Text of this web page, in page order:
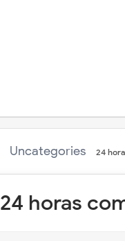
Uncategories 24
24 horas